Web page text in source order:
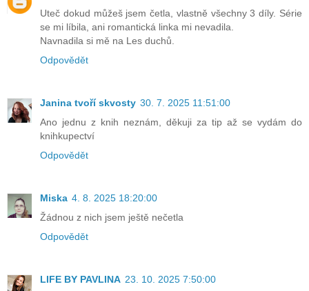
Uteč dokud můžeš jsem četla, vlastně všechny 3 díly. Série
se mi líbila, ani romantická linka mi nevadila.
Navnadila si mě na Les duchů.
Odpovědět
Janina tvoří skvosty 30. 7. 2025 11:51:00
Ano jednu z knih neznám, děkuji za tip až se vydám do
knihkupectví
Odpovědět
Miska 4. 8. 2025 18:20:00
Žádnou z nich jsem ještě nečetla
Odpovědět
LIFE BY PAVLINA 23. 10. 2025 7:50:00